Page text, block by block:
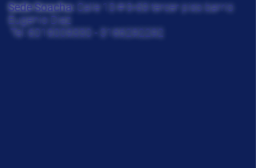
Sede Soacha: Calle 13 # 9-69 tercer piso barrio
Eugenio Diaz
Tel: 6019009330 - 3166292292